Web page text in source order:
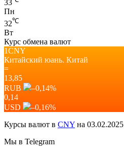
33
Пн
32℃
Вт
Курс обмена валют
1CNY
Китайский юань. Китай
=
13,85
RUB
–0,14%
0,14
USD
–0,16%
Курсы валют в CNY на 03.02.2025
Мы в Telegram